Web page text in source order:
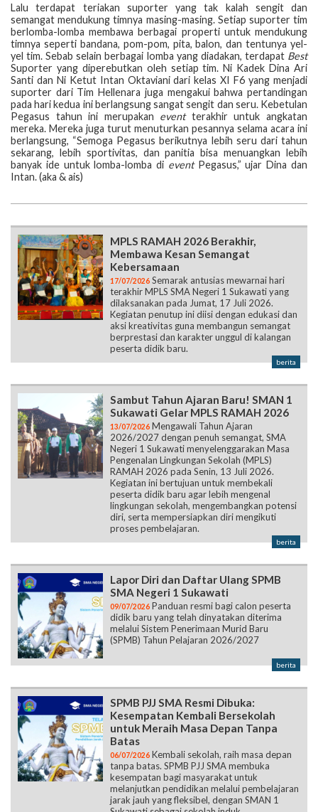
Lalu terdapat teriakan suporter yang tak kalah sengit dan
semangat mendukung timnya masing-masing. Setiap suporter tim
berlomba-lomba membawa berbagai properti untuk mendukung
timnya seperti bandana, pom-pom, pita, balon, dan tentunya yel-
yel tim. Sebab selain berbagai lomba yang diadakan, terdapat Best
Suporter yang diperebutkan oleh setiap tim. Ni Kadek Dina Ari
Santi dan Ni Ketut Intan Oktaviani dari kelas XI F6 yang menjadi
suporter dari Tim Hellenara juga mengakui bahwa pertandingan
pada hari kedua ini berlangsung sangat sengit dan seru. Kebetulan
Pegasus tahun ini merupakan eventterakhir untuk angkatan
mereka. Mereka juga turut menuturkan pesannya selama acara ini
berlangsung, “Semoga Pegasus berikutnya lebih seru dari tahun
sekarang, lebih sportivitas, dan panitia bisa menuangkan lebih
banyak ide untuk lomba-lomba di eventPegasus,” ujar Dina dan
Intan. (aka & ais)
MPLS RAMAH 2026 Berakhir,
Membawa Kesan Semangat
Kebersamaan
17/07/2026 Semarak antusias mewarnai hari
terakhir MPLS SMA Negeri 1 Sukawati yang
dilaksanakan pada Jumat, 17 Juli 2026.
Kegiatan penutup ini diisi dengan edukasi dan
aksi kreativitas guna membangun semangat
berprestasi dan karakter unggul di kalangan
peserta didik baru.
berita
Sambut Tahun Ajaran Baru! SMAN 1
Sukawati Gelar MPLS RAMAH 2026
13/07/2026 Mengawali Tahun Ajaran
2026/2027 dengan penuh semangat, SMA
Negeri 1 Sukawati menyelenggarakan Masa
Pengenalan Lingkungan Sekolah (MPLS)
RAMAH 2026 pada Senin, 13 Juli 2026.
Kegiatan ini bertujuan untuk membekali
peserta didik baru agar lebih mengenal
lingkungan sekolah, mengembangkan potensi
diri, serta mempersiapkan diri mengikuti
proses pembelajaran.
berita
Lapor Diri dan Daftar Ulang SPMB
SMA Negeri 1 Sukawati
09/07/2026 Panduan resmi bagi calon peserta
didik baru yang telah dinyatakan diterima
melalui Sistem Penerimaan Murid Baru
(SPMB) Tahun Pelajaran 2026/2027
berita
SPMB PJJ SMA Resmi Dibuka:
Kesempatan Kembali Bersekolah
untuk Meraih Masa Depan Tanpa
Batas
06/07/2026 Kembali sekolah, raih masa depan
tanpa batas. SPMB PJJ SMA membuka
kesempatan bagi masyarakat untuk
melanjutkan pendidikan melalui pembelajaran
jarak jauh yang fleksibel, dengan SMAN 1